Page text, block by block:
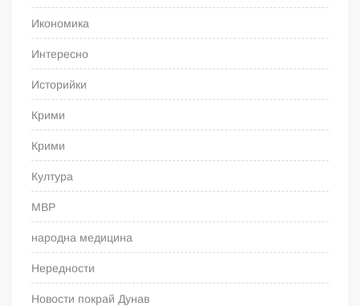
Икономика
Интересно
Историйки
Крими
Крими
Култура
МВР
народна медицина
Нередности
Новости покрай Дунав